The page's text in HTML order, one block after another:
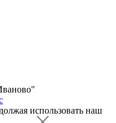
использовать наш